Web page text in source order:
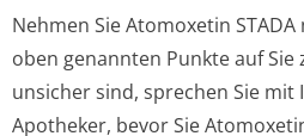
Nehmen Sie Atomoxetin
oben genannten Punkte auf Sie
unsicher sind, sprechen Sie
Apotheker, bevor Sie